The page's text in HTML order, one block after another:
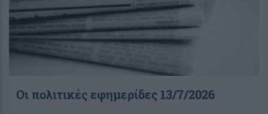
Οι πολιτικές εφημερίδες 13/7/2026